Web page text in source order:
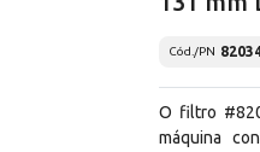
Cód./PN
O filtro
máquina